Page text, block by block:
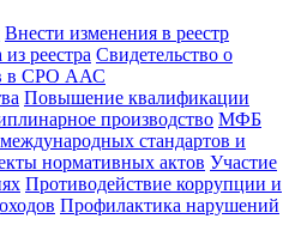
Внести изменения в реестр
реестра Свидетельство о
в СРО ААС
Повышение квалификации
производство МФБ
стандартов и
нормативных актов Участие
Противодействие коррупции и
Профилактика нарушений